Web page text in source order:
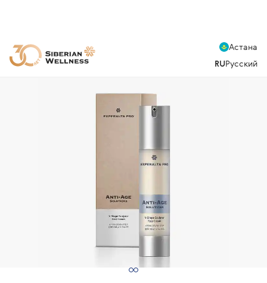
Астана
RUРусский